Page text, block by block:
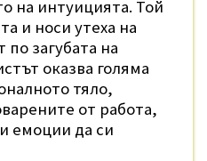
на интуицията. Той
и носи утеха на
загубата на
оказва голяма
тяло,
от работа,
емоции да си